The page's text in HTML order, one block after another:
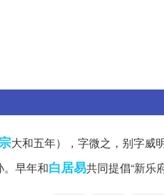
大和五年），字微之，别字威
早年和白居易共同提倡“新乐